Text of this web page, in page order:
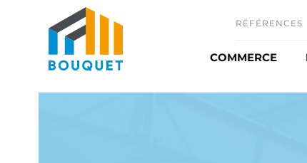
RÉFÉRENCES
COMMERCE